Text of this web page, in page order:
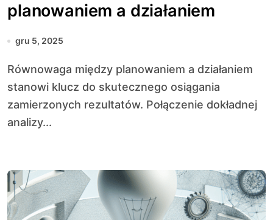
planowaniem a działaniem
gru 5, 2025
Równowaga między planowaniem a działaniem
stanowi klucz do skutecznego osiągania
zamierzonych rezultatów. Połączenie dokładnej
analizy...